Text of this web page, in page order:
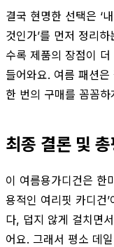
결국 현명한 선택은 ‘
것인가’를 먼저 정리
수록 제품의 장점이
들어와요. 여름 패션
한 번의 구매를 꼼꼼
최종 결론 및 총
이 여름용가디건은 한
용적인 여리핏 카디건
다, 덥지 않게 걸치면
어요. 그래서 평소 데